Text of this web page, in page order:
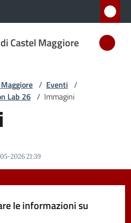
Castel Maggiore
/ Eventi /
Lab 26 / Immagini
2026 21:39
le informazioni su